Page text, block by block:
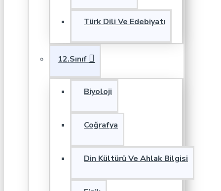
Türk Dili Ve Edebiyatı
12.Sınıf
Biyoloji
Coğrafya
Din Kültürü Ve Ahlak Bilgisi